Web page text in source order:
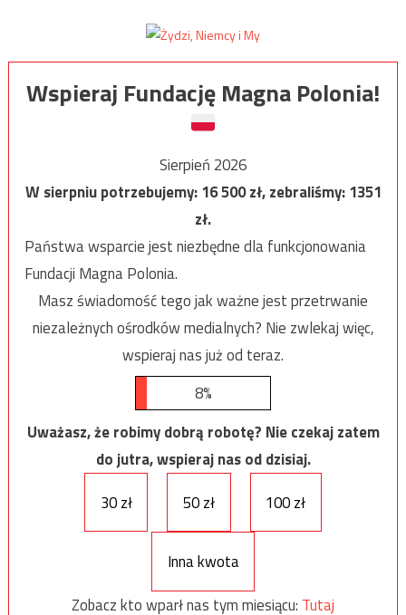
Wspieraj Fundację Magna Polonia!
Sierpień 2026
W sierpniu potrzebujemy:16 500zł, zebraliśmy:1351
zł.
Państwa wsparcie jest niezbędne dla funkcjonowania
Fundacji Magna Polonia.
Masz świadomość tego jak ważne jest przetrwanie
niezależnych ośrodków medialnych? Nie zwlekaj więc,
wspieraj nas już od teraz.
8%
Uważasz, że robimy dobrą robotę? Nie czekaj zatem
do jutra, wspieraj nas od dzisiaj.
30 zł
50 zł 100 zł
Inna kwota
Zobacz kto wparł nas tym miesiącu: Tutaj